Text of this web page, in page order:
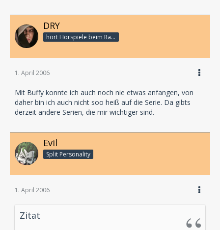
DRY
hört Hörspiele beim Rasenmähen
1. April 2006
Mit Buffy konnte ich auch noch nie etwas anfangen, von
daher bin ich auch nicht soo heiß auf die Serie. Da gibts
derzeit andere Serien, die mir wichtiger sind.
Evil
Split Personality
1. April 2006
Zitat